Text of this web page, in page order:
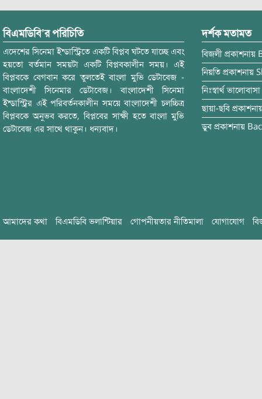
বিএমডিবি’র পরিচিতি
এদেশের সিনেমা ইন্ডাস্ট্রিতে একটি বিপ্লব ঘটতে যাচ্ছে এবং
হয়তো বর্তমান সময়টা একটি বিপ্লবকালীন সময়। এই
বিপ্লবকে বেগবান করে তুলতেই বাংলা মুভি ডেটাবেজ -
বাংলাদেশী সিনেমার ডেটাবেজ। বাংলাদেশী সিনেমা
ইন্ডাস্ট্রির এই পরিবর্তনকালীন সময়ে বাংলাদেশী চলচ্চিত্র
বিপ্লবকে অনুভব করতে, বিপ্লবের সাক্ষী হতে বাংলা মুভি
ডেটাবেজ এর সাথে থাকুন। ধন্যবাদ।
দর্শক মতামত
বিজলী প্রকাশনায়
নিয়তি প্রকাশনায়
নিঃস্বার্থ ভালোবাসা
ছায়া-ছবি
ডুব প্রকাশনায়
আমাদের কথা বিএমডিবি ভলান্টিয়ার গোপনীয়তার নীতিমালা যোগাযোগ